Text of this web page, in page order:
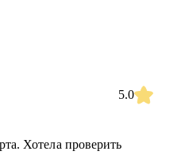
5.0
Хотела проверить